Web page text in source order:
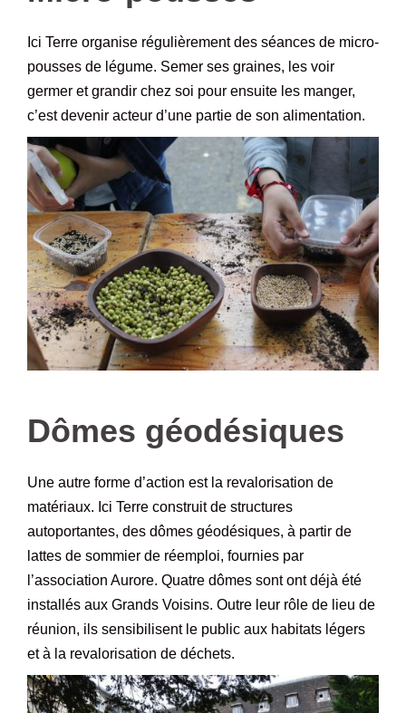
Ici Terre organise régulièrement des séances de micro-
pousses de légume. Semer ses graines, les voir
germer et grandir chez soi pour ensuite les manger,
c’est devenir acteur d’une partie de son alimentation.
Dômes géodésiques
Une autre forme d’action est la revalorisation de
matériaux. Ici Terre construit de structures
autoportantes, des dômes géodésiques, à partir de
lattes de sommier de réemploi, fournies par
l’association Aurore. Quatre dômes sont ont déjà été
installés aux Grands Voisins. Outre leur rôle de lieu de
réunion, ils sensibilisent le public aux habitats légers
et à la revalorisation de déchets.